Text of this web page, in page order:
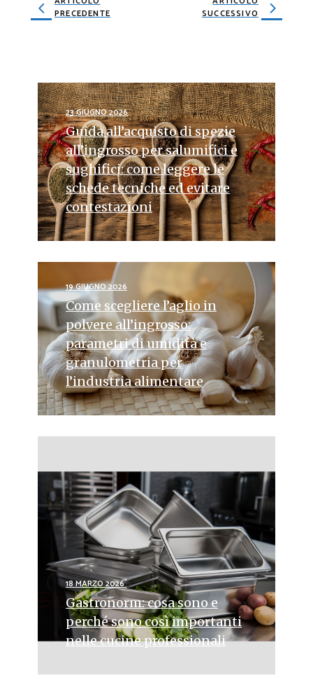
PRECEDENTE
SUCCESSIVO
23 GIUGNO 2026
Guida all’acquisto di spezie
all’ingrosso per salumifici e
sughifici: come leggere le
schede tecniche ed evitare
contestazioni
19 GIUGNO 2026
Come scegliere l’aglio in
polvere all’ingrosso:
parametri di umidità e
granulometria per
l’industria alimentare
18 MARZO 2026
Gastronorm: cosa sono e
perché sono così importanti
nelle cucine professionali